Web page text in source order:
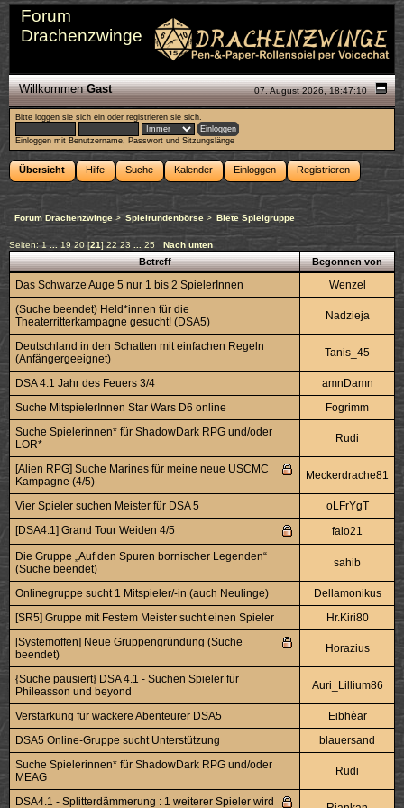
Forum
Drachenzwinge
07. August 2026, 18:47:10
WillkommenGast
Bitte loggen sie sich ein oderregistrieren sie sich.
Einloggen mit Benutzername, Passwort und Sitzungslänge
Übersicht Hilfe Suche Kalender Einloggen Registrieren
Forum Drachenzwinge > Spielrundenbörse> Biete Spielgruppe
Seiten:1 ... 19 20 [21] 22 23 25 Nach unten
Betreff Begonnen von
Das Schwarze Auge 5 nur 1 bis 2 SpielerInnen
Wenzel
(Suche beendet) Held*innen für die
Theaterritterkampagne gesucht! (DSA5)
Nadzieja
Deutschland in den Schatten mit einfachen Regeln
(Anfängergeeignet)
Tanis_45
DSA 4.1 Jahr des Feuers 3/4
amnDamn
Suche MitspielerInnen Star Wars D6 online
Fogrimm
Suche Spielerinnen* für ShadowDark RPG und/oder
LOR*
Rudi
[Alien RPG] Suche Marines für meine neue USCMC
Kampagne (4/5)
Meckerdrache81
Vier Spieler suchen Meister für DSA 5
oLFrYgT
[DSA4.1] Grand Tour Weiden 4/5
falo21
Die Gruppe „Auf den Spuren bornischer Legenden“
(Suche beendet)
sahib
Onlinegruppe sucht 1 Mitspieler/-in (auch Neulinge)
Dellamonikus
[SR5] Gruppe mit Festem Meister sucht einen Spieler
Hr.Kiri80
[Systemoffen] Neue Gruppengründung (Suche
beendet)
Horazius
{Suche pausiert} DSA 4.1 - Suchen Spieler für
Phileasson und beyond
Auri_Lillium86
Verstärkung für wackere Abenteurer DSA5
Eibhèar
DSA5 Online-Gruppe sucht Unterstützung
blauersand
Suche Spielerinnen* für ShadowDark RPG und/oder
MEAG
Rudi
DSA4.1 - Splitterdämmerung : 1 weiterer Spieler wird